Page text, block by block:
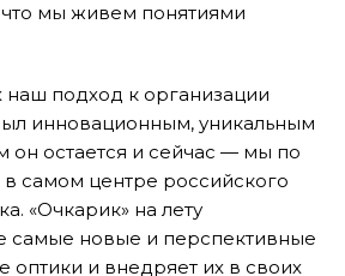
что мы живем понятиями
наш подход к организации
инновационным, уникальным
он остается и сейчас — мы по
самом центре российского
«Очкарик» на лету
самые новые и перспективные
оптики и внедряет их в своих